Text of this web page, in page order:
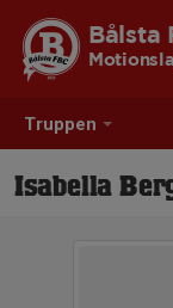
Truppen
Bålsta
Isabella